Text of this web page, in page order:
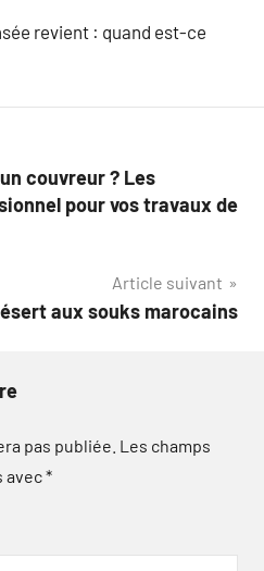
revient : quand est-ce
couvreur ? Les
pour vos travaux de
Article suivant
aux souks marocains
pas publiée. Les champs
avec*